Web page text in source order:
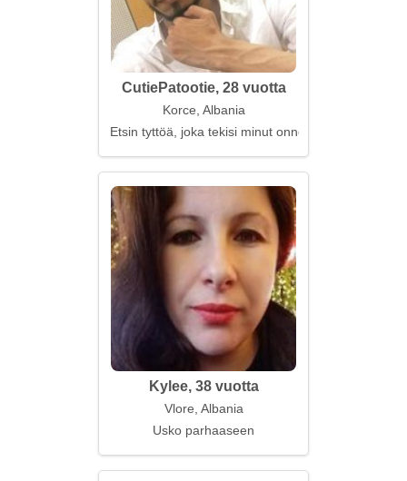
CutiePatootie, 28 vuotta
Korce, Albania
Etsin tyttöä, joka tekisi minut onnelliseksi
Kylee, 38 vuotta
Vlore, Albania
Usko parhaaseen